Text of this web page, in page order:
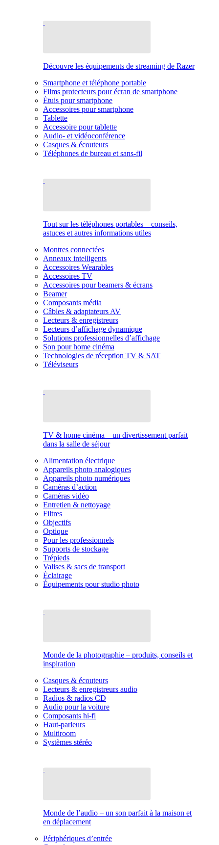
Découvre les équipements de streaming de Razer
Smartphone et téléphone portable
Films protecteurs pour écran de smartphone
Étuis pour smartphone
Accessoires pour smartphone
Tablette
Accessoire pour tablette
Audio- et vidéoconférence
Casques & écouteurs
Téléphones de bureau et sans-fil
Tout sur les téléphones portables – conseils,
astuces et autres informations utiles
Montres connectées
Anneaux intelligents
Accessoires Wearables
Accessoires TV
Accessoires pour beamers & écrans
Beamer
Composants média
Câbles & adaptateurs AV
Lecteurs & enregistreurs
Lecteurs d’affichage dynamique
Solutions professionnelles d’affichage
Son pour home cinéma
Technologies de réception TV & SAT
Téléviseurs
TV & home cinéma – un divertissement parfait
dans la salle de séjour
Alimentation électrique
Appareils photo analogiques
Appareils photo numériques
Caméras d’action
Caméras vidéo
Entretien & nettoyage
Filtres
Objectifs
Optique
Pour les professionnels
Supports de stockage
Trépieds
Valises & sacs de transport
Éclairage
Équipements pour studio photo
Monde de la photographie – produits, conseils et
inspiration
Casques & écouteurs
Lecteurs & enregistreurs audio
Radios & radios CD
Audio pour la voiture
Composants hi-fi
Haut-parleurs
Multiroom
Systèmes stéréo
Monde de l’audio – un son parfait à la maison et
en déplacement
Périphériques d’entrée